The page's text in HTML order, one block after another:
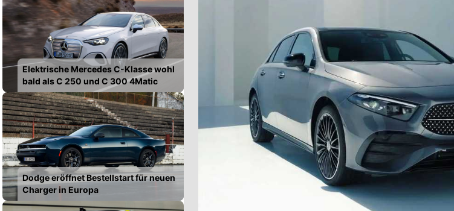
Elektrische Mercedes C-Klasse wohl
bald als C 250 und C 300 4Matic
Dodge eröffnet Bestellstart für neuen
Charger in Europa